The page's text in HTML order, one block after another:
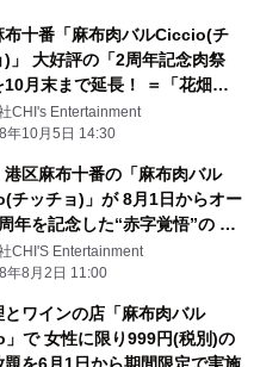
布十番「麻布肉バルCiccio(チ
)」 大好評の「2周年記念肉祭
10月末まで延長！ ＝「花畑牧
レット」や「カリーブルス
食べ放題＝
CHI's Entertainment
年10月5日 14:30
港区麻布十番の「麻布肉バル
チッチョ)」が 8月1日からオー
年を記念した“赤字覚悟”の 食
ベント「2周年記念肉祭り」
中！
CHI'S Entertainment
年8月2日 11:00
とワインの店「麻布肉バル
で 女性に限り999円(税別)の